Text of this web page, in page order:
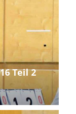
Teil 2